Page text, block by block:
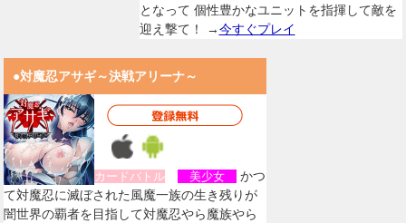
となって 個性豊かなユニットを指揮して敵を
迎え撃て！ →今すぐプレイ
●対魔忍アサギ～決戦アリーナ～
カードバトル 美少女
かつ
て対魔忍に滅ぼされた風魔一族の生き残りが
闇世界の覇者を目指して対魔忍やら魔族やら